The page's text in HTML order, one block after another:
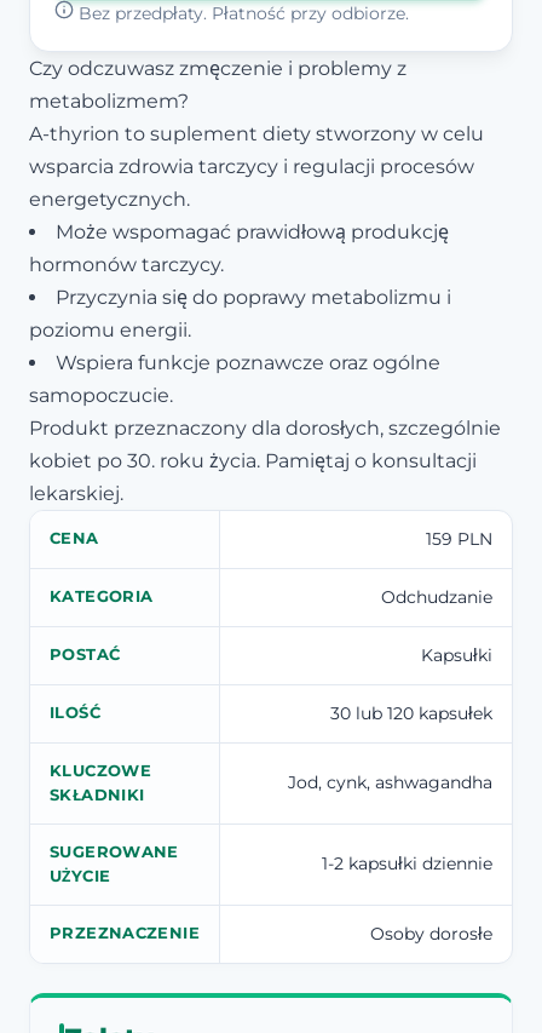
Bez przedpłaty. Płatność przy odbiorze.
Czy odczuwasz zmęczenie i problemy z
metabolizmem?
A-thyrion to suplement diety stworzony w celu
wsparcia zdrowia tarczycy i regulacji procesów
energetycznych.
Może wspomagać prawidłową produkcję
hormonów tarczycy.
Przyczynia się do poprawy metabolizmu i
poziomu energii.
Wspiera funkcje poznawcze oraz ogólne
samopoczucie.
Produkt przeznaczony dla dorosłych, szczególnie
kobiet po 30. roku życia. Pamiętaj o konsultacji
lekarskiej.
CENA 159 PLN
KATEGORIA Odchudzanie
POSTAĆ Kapsułki
ILOŚĆ 30 lub 120 kapsułek
KLUCZOWE
SKŁADNIKI
Jod, cynk, ashwagandha
SUGEROWANE
UŻYCIE
1-2 kapsułki dziennie
PRZEZNACZENIE Osoby dorosłe